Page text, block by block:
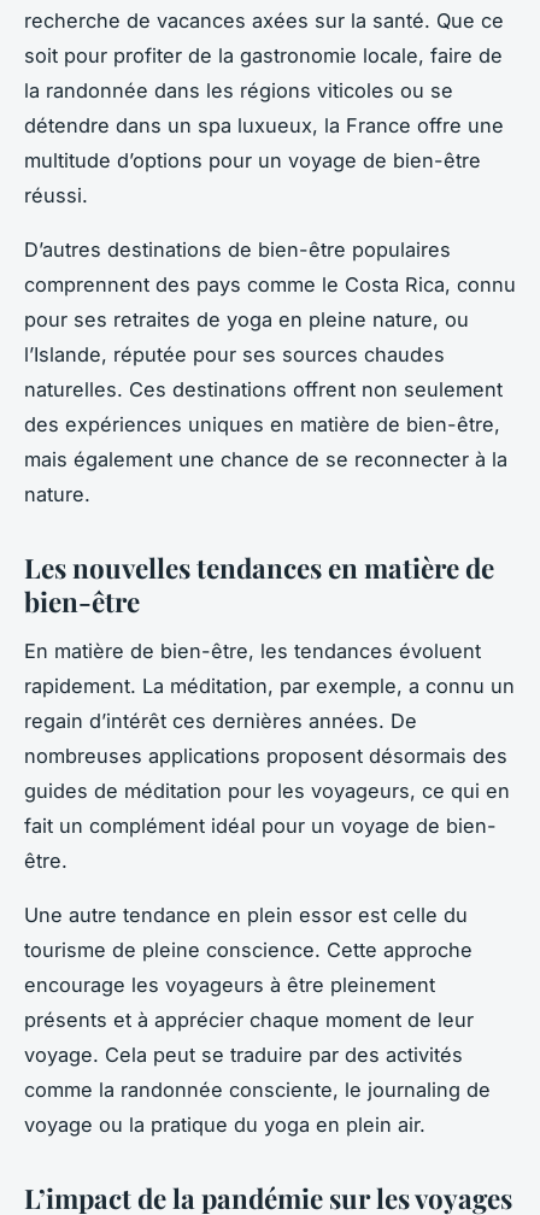
recherche de vacances axées sur la santé. Que ce
soit pour profiter de la gastronomie locale, faire de
la randonnée dans les régions viticoles ou se
détendre dans un spa luxueux, la France offre une
multitude d’options pour un voyage de bien-être
réussi.
D’autres destinations de bien-être populaires
comprennent des pays comme le Costa Rica, connu
pour ses retraites de yoga en pleine nature, ou
l’Islande, réputée pour ses sources chaudes
naturelles. Ces destinations offrent non seulement
des expériences uniques en matière de bien-être,
mais également une chance de se reconnecter à la
nature.
Les nouvelles tendances en matière de
bien-être
En matière de bien-être, les tendances évoluent
rapidement. La méditation, par exemple, a connu un
regain d’intérêt ces dernières années. De
nombreuses applications proposent désormais des
guides de méditation pour les voyageurs, ce qui en
fait un complément idéal pour un voyage de bien-
être.
Une autre tendance en plein essor est celle du
tourisme de pleine conscience. Cette approche
encourage les voyageurs à être pleinement
présents et à apprécier chaque moment de leur
voyage. Cela peut se traduire par des activités
comme la randonnée consciente, le journaling de
voyage ou la pratique du yoga en plein air.
L’impact de la pandémie sur les voyages